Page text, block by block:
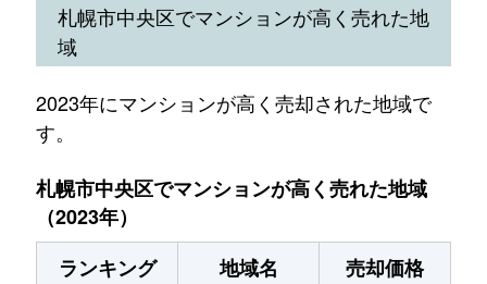
札幌市中央区でマンションが高く売れた地
域
2023年にマンションが高く売却された地域で
す。
札幌市中央区でマンションが高く売れた地域
（2023年）
ランキング
地域名
売却価格